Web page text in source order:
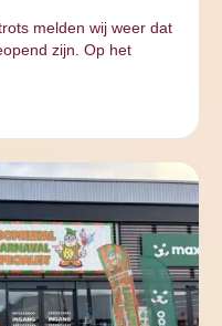
melden wij weer dat
zijn. Op het